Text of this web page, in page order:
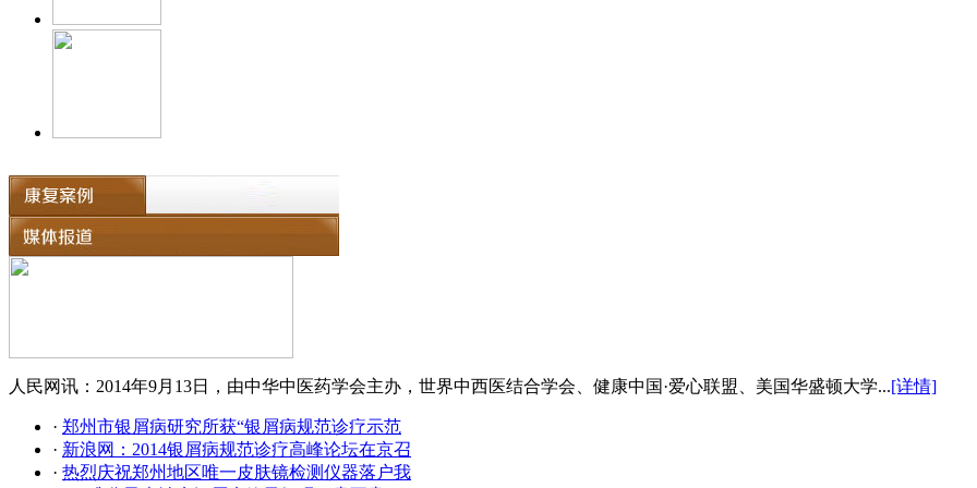
人民网讯：2014年9月13日，由中华中医药学会主办，世界中西医结合学会、健康中国·爱心联盟、美国华盛顿大学...[详情]
· 郑州市银屑病研究所获“银屑病规范诊疗示范
· 新浪网：2014银屑病规范诊疗高峰论坛在京召
· 热烈庆祝郑州地区唯一皮肤镜检测仪器落户我